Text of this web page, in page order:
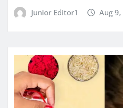
Junior Editor1 Aug